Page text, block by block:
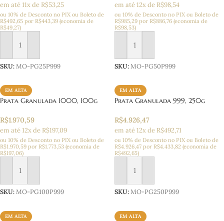
em até 11x de R$53,25
ou 10% de Desconto no PIX ou Boleto de
R$492,65 por R$443,39 (economia de
R$49,27)
Adicionar ao carrinho
SKU:MO-PG25P999
em até 12x de R$98,54
ou 10% de Desconto no PIX ou Boleto de
R$985,29 por R$886,76 (economia de
R$98,53)
Adicionar ao carrinho
SKU:MO-PG50P999
EM ALTA
Prata Granulada 1000, 100g
R$1.970,59
em até 12x de R$197,09
ou 10% de Desconto no PIX ou Boleto de
R$1.970,59 por R$1.773,53 (economia de
R$197,06)
Adicionar ao carrinho
SKU:MO-PG100P999
EM ALTA
Prata Granulada 999, 250g
R$4.926,47
em até 12x de R$492,71
ou 10% de Desconto no PIX ou Boleto de
R$4.926,47 por R$4.433,82 (economia de
R$492,65)
Adicionar ao carrinho
SKU:MO-PG250P999
EM ALTA EM ALTA